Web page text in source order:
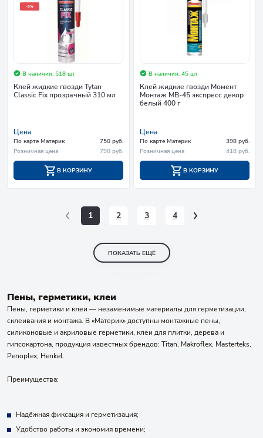
-5%
В наличии: 518 шт
Клей жидкие гвозди Tytan
Classic Fix прозрачный 310 мл
Цена
По карте Материк
750 руб.
Розничная цена
790 руб.
В КОРЗИНУ
В наличии: 45 шт
Клей жидкие гвозди Момент
Монтаж МВ-45 экспресс декор
белый 400 г
Цена
По карте Материк
398 руб.
Розничная цена
418 руб.
В КОРЗИНУ
1 2 3 4
ПОКАЗАТЬ ЕЩЁ
Пены, герметики, клеи
Пены, герметики и клеи — незаменимые материалы для герметизации,
склеивания и монтажа. В «Материк» доступны монтажные пены,
силиконовые и акриловые герметики, клеи для плитки, дерева и
гипсокартона, продукция известных брендов: Titan, Makroflex, Masterteks,
Penoplex, Henkel.
Преимущества:
Надёжная фиксация и герметизация;
Удобство работы и экономия времени;